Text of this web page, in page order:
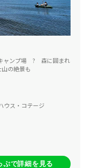
キャンプ場 ? 森に囲まれ
の絶景も
ウス・コテージ
ぷで詳細を見る